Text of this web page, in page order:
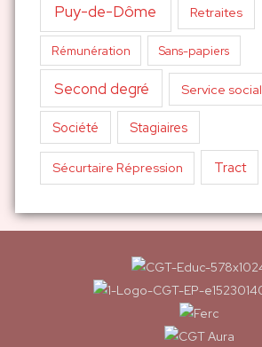
Puy-de-Dôme Retraites
Rémunération Sans-papiers
Second degré Service social
Société Stagiaires
Sécurtaire Répression Tract